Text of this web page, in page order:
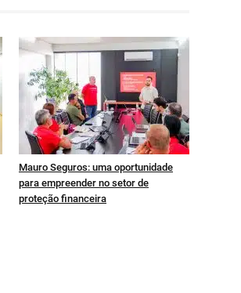
Mauro Seguros: uma oportunidade
para empreender no setor de
proteção financeira